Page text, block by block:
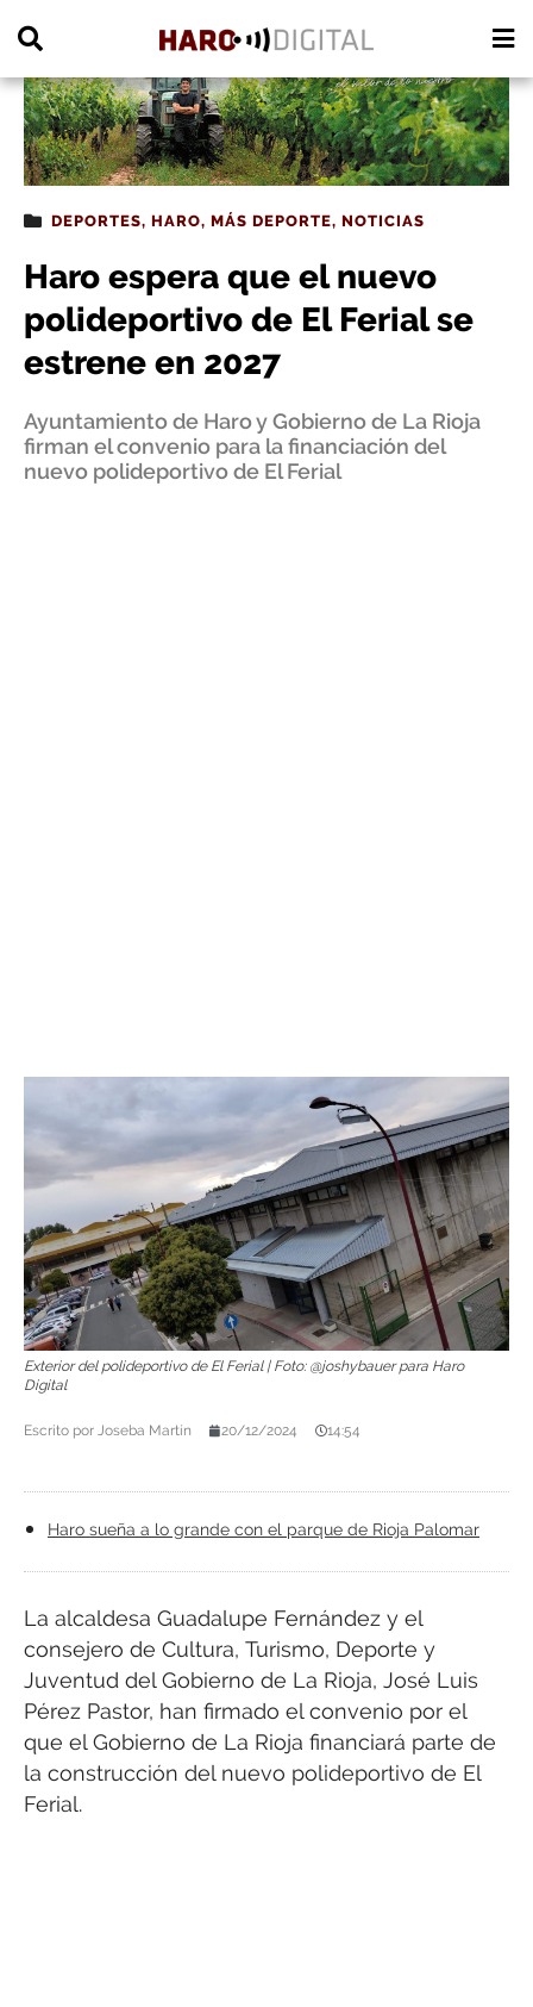
DEPORTES, HARO, MÁS DEPORTE, NOTICIAS
Haro espera que el nuevo
polideportivo de El Ferial se
estrene en 2027
Ayuntamiento de Haro y Gobierno de La Rioja
firman el convenio para la financiación del
nuevo polideportivo de El Ferial
Exterior del polideportivo de El Ferial | Foto: @joshybauer para Haro
Digital
Escrito por Joseba Martín 20/12/2024 14:54
Haro sueña a lo grande con el parque de Rioja Palomar
La alcaldesa Guadalupe Fernández y el
consejero de Cultura, Turismo, Deporte y
Juventud del Gobierno de La Rioja, José Luis
Pérez Pastor, han firmado el convenio por el
que el Gobierno de La Rioja financiará parte de
la construcción del nuevo polideportivo de El
Ferial.